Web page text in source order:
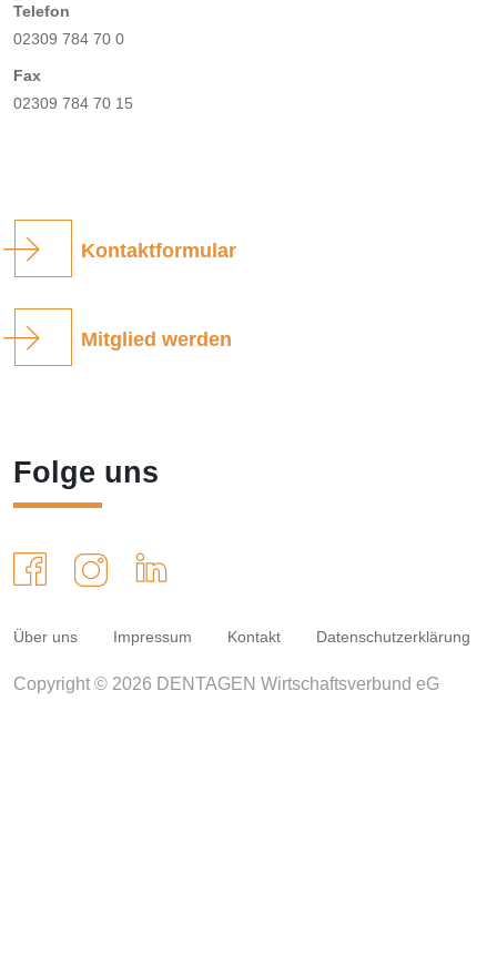
Telefon
02309 784 70 0
Fax
02309 784 70 15
Kontaktformular
Mitglied werden
Folge uns
Über uns Impressum Kontakt Datenschutzerklärung
Copyright © 2026 DENTAGEN Wirtschaftsverbund eG